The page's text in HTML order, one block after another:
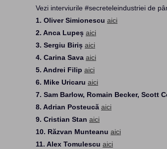
Vezi interviurile #secreteleindustriei de
1. Oliver Simionescu aici
2. Anca Lupeș aici
3. Sergiu Biriș aici
4. Carina Sava aici
5. Andrei Filip aici
6. Mike Uricaru aici
7. Sam Barlow, Romain Becker, Scott
8. Adrian Posteucă aici
9. Cristian Stan aici
10. Răzvan Munteanu aici
11. Alex Tomulescu aici